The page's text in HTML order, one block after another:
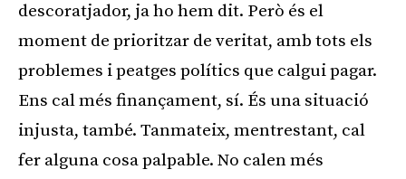
descoratjador, ja ho hem dit. Però és el
moment de prioritzar de veritat, amb tots els
problemes i peatges polítics que calgui pagar.
Ens cal més finançament, sí. És una situació
injusta, també. Tanmateix, mentrestant, cal
fer alguna cosa palpable. No calen més